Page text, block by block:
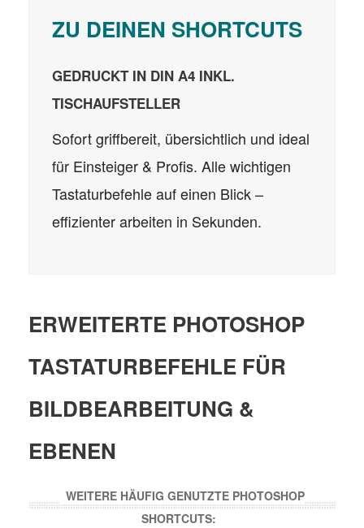
ZU DEINEN SHORTCUTS
GEDRUCKT IN DIN A4 INKL.
TISCHAUFSTELLER
Sofort griffbereit, übersichtlich und ideal
für Einsteiger & Profis. Alle wichtigen
Tastaturbefehle auf einen Blick –
effizienter arbeiten in Sekunden.
ERWEITERTE PHOTOSHOP
TASTATURBEFEHLE FÜR
BILDBEARBEITUNG &
EBENEN
WEITERE HÄUFIG GENUTZTE PHOTOSHOP
SHORTCUTS: